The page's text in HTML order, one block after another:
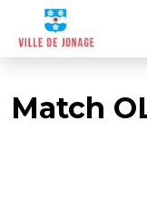
Match